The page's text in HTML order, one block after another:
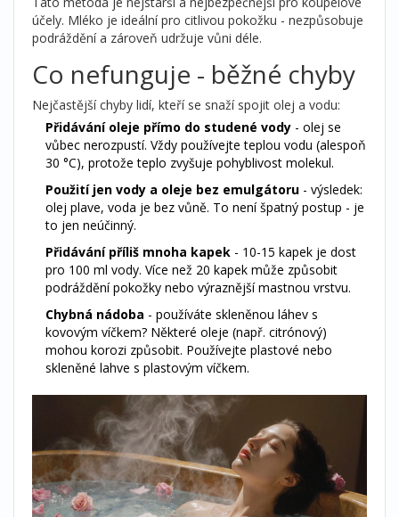
účely. Mléko je ideální pro citlivou pokožku - nezpůsobuje
podráždění a zároveň udržuje vůni déle.
Co nefunguje - běžné chyby
Nejčastější chyby lidí, kteří se snaží spojit olej a vodu:
Přidávání oleje přímo do studené vody - olej se
vůbec nerozpustí. Vždy používejte teplou vodu (alespoň
30 °C), protože teplo zvyšuje pohyblivost molekul.
Použití jen vody a oleje bez emulgátoru - výsledek:
olej plave, voda je bez vůně. To není špatný postup - je
to jen neúčinný.
Přidávání příliš mnoha kapek - 10-15 kapek je dost
pro 100 ml vody. Více než 20 kapek může způsobit
podráždění pokožky nebo výraznější mastnou vrstvu.
Chybná nádoba - používáte skleněnou láhev s
kovovým víčkem? Některé oleje (např. citrónový)
mohou korozi způsobit. Používejte plastové nebo
skleněné lahve s plastovým víčkem.